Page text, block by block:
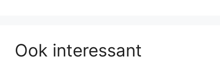
Ook interessant